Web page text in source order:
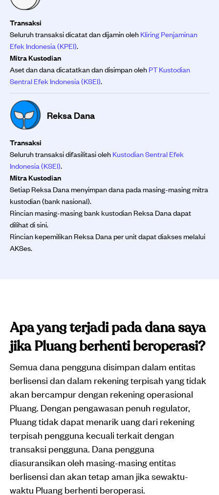
Transaksi
Seluruh transaksi dicatat dan dijamin olehKliring Penjaminan
Efek Indonesia (KPEI).
Mitra Kustodian
Aset dan dana dicatatkan dan disimpan olehPT Kustodian
Sentral Efek Indonesia (KSEI).
Reksa Dana
Transaksi
Seluruh transaksi difasilitasi olehKustodian Sentral Efek
Indonesia (KSEI).
Mitra Kustodian
Setiap Reksa Dana menyimpan dana pada masing-masing mitra
kustodian (bank nasional).
Rincian masing-masing bank kustodian Reksa Dana dapat
dilihat di sini.
Rincian kepemilikan Reksa Dana per unit dapat diakses melalui
AKSes.
Apa yang terjadi pada dana saya
jika Pluang berhenti beroperasi?
Semua dana pengguna disimpan dalam entitas
berlisensi dan dalam rekening terpisah yang tidak
akan bercampur dengan rekening operasional
Pluang. Dengan pengawasan penuh regulator,
Pluang tidak dapat menarik uang dari rekening
terpisah pengguna kecuali terkait dengan
transaksi pengguna. Dana pengguna
diasuransikan oleh masing-masing entitas
berlisensi dan akan tetap aman jika sewaktu-
waktu Pluang berhenti beroperasi.